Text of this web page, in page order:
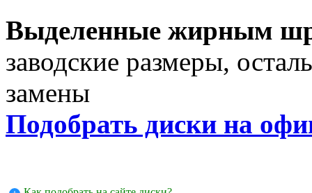
Выделенные жирным
заводские размеры,
замены
Подобрать диски на